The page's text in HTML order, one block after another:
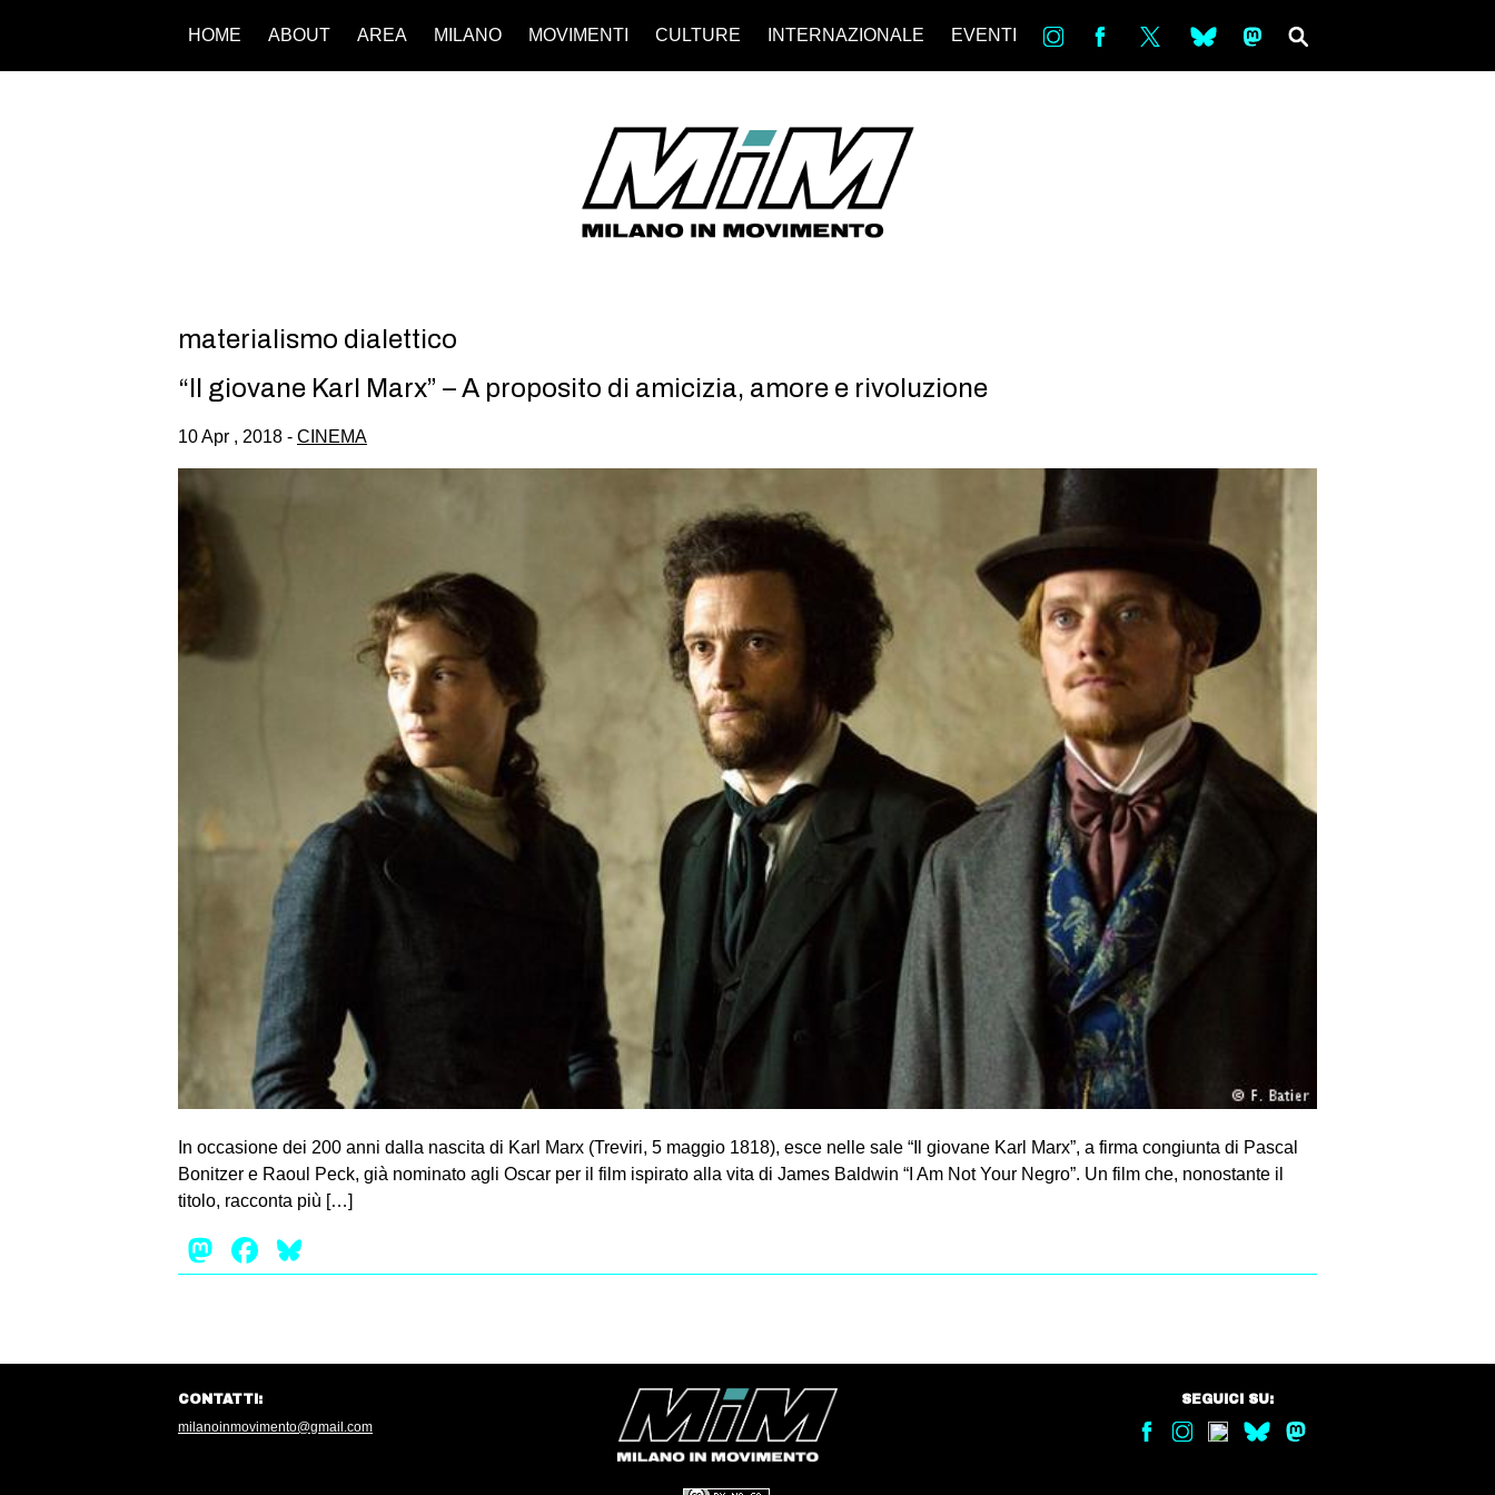
HOME ABOUT AREA MILANO MOVIMENTI CULTURE INTERNAZIONALE EVENTI in bsky ms
materialismo dialettico
“Il giovane Karl Marx” – A proposito di amicizia, amore e rivoluzione
10 Apr , 2018 - CINEMA
In occasione dei 200 anni dalla nascita di Karl Marx (Treviri, 5 maggio 1818), esce nelle sale “Il giovane Karl Marx”, a firma congiunta di Pascal
Bonitzer e Raoul Peck, già nominato agli Oscar per il film ispirato alla vita di James Baldwin “I Am Not Your Negro”. Un film che, nonostante il
titolo, racconta più […]
Mastodon
Facebook
CONTATTI:
milanoinmovimento@gmail.com
SEGUICI SU: